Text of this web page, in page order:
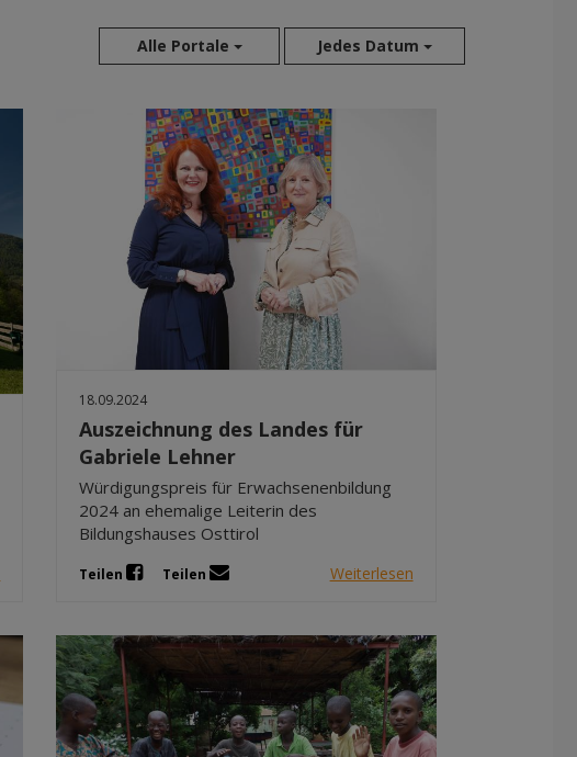
Alle Portale Jedes Datum
Aug 2026
Jul 2026
Jun 2026
Mai 2026
Mär 2026
Feb 2026
Jan 2026
Dez 2025
Sep 2025
18.09.2024
Auszeichnung des Landes für
Gabriele Lehner
Würdigungspreis für Erwachsenenbildung
2024 an ehemalige Leiterin des
Bildungshauses Osttirol
Teilen Teilen Weiterlesen